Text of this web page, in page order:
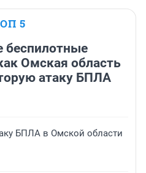
5
беспилотные
Омская область
атаку БПЛА
БПЛА в Омской области